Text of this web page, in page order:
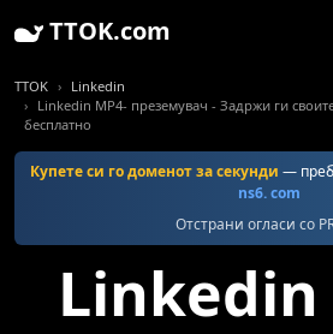
TTOK.com
TTOK
Linkedin
Linkedin MP4- преземувач - Задржи ги
бесплатно
Купете си го доменот за секунди —
ns6. com
Отстрани огласи со
Linkedin